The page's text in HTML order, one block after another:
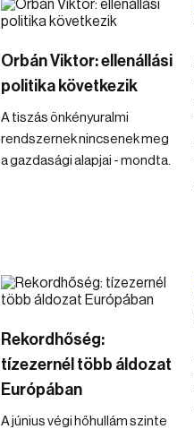
Orbán Viktor: ellenállási
politika következik
A tiszás önkényuralmi
rendszernek nincsenek meg
a gazdasági alapjai - mondta.
Rekordhőség:
tízezernél több áldozat
Európában
A június végi hőhullám szinte